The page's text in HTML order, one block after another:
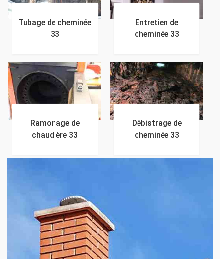
Tubage de cheminée
33
Entretien de
cheminée 33
Ramonage de
chaudière 33
Débistrage de
cheminée 33